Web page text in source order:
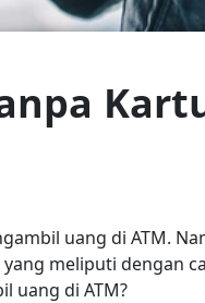
uang di ATM.
meliputi dengan
uang di ATM?